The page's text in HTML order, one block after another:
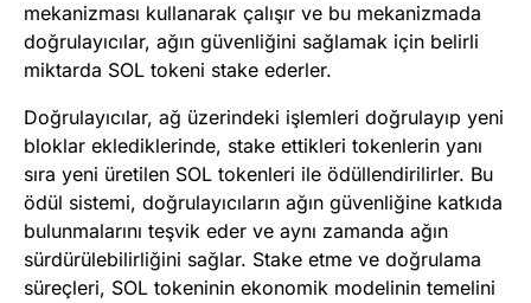
mekanizması kullanarak çalışır ve bu mekanizmada
doğrulayıcılar, ağın güvenliğini sağlamak için belirli
miktarda SOL tokeni stake ederler.
Doğrulayıcılar, ağ üzerindeki işlemleri doğrulayıp yeni
bloklar eklediklerinde, stake ettikleri tokenlerin yanı
sıra yeni üretilen SOL tokenleri ile ödüllendirilirler. Bu
ödül sistemi, doğrulayıcıların ağın güvenliğine katkıda
bulunmalarını teşvik eder ve aynı zamanda ağın
sürdürülebilirliğini sağlar. Stake etme ve doğrulama
süreçleri, SOL tokeninin ekonomik modelinin temelini